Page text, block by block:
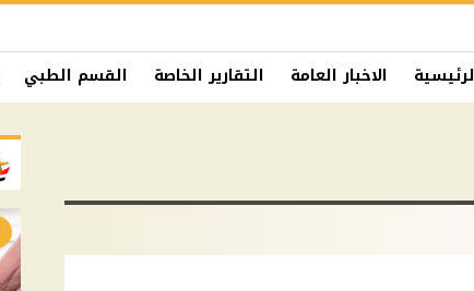
الاخبار العامة التقارير الخاصة القسم الطبي